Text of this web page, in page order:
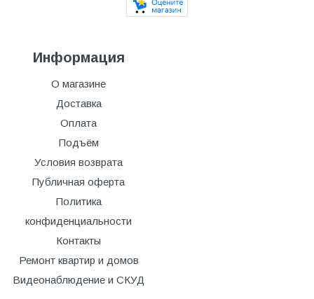
Информация
О магазине
Доставка
Оплата
Подъём
Условия возврата
Публичная оферта
Политика
конфиденциальности
Контакты
Ремонт квартир и домов
Видеонаблюдение и СКУД